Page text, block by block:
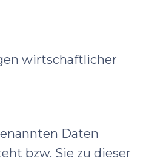
wirtschaftlicher
Daten
bzw. Sie zu dieser